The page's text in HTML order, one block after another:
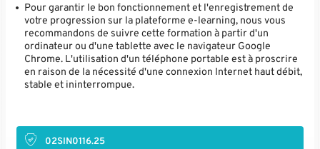
Pour garantir le bon fonctionnement et l'enregistrement de
votre progression sur la plateforme e-learning, nous vous
recommandons de suivre cette formation à partir d'un
ordinateur ou d'une tablette avec le navigateur Google
Chrome. L'utilisation d'un téléphone portable est à proscrire
en raison de la nécessité d'une connexion Internet haut débit,
stable et ininterrompue.
02SIN0116.25